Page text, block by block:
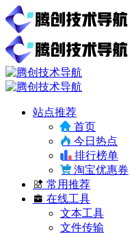
站点推荐
首页
今日热点
排行榜单
淘宝优惠券
常用推荐
在线工具
文本工具
文件传输